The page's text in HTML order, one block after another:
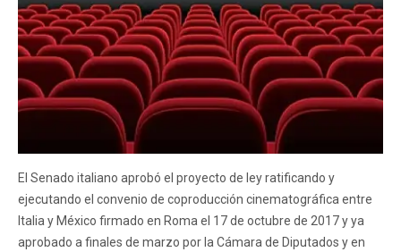
El Senado italiano aprobó el proyecto de ley ratificando y
ejecutando el convenio de coproducción cinematográfica entre
Italia y México firmado en Roma el 17 de octubre de 2017 y ya
aprobado a finales de marzo por la Cámara de Diputados y en